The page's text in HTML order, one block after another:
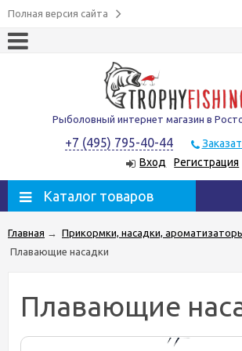
Полная версия сайта
Рыболовный интернет магазин в
+7 (495) 795-40-44
Вход
Регистрация
Каталог товаров
Главная → Прикормки, насадки,
Плавающие насадки
Плавающие